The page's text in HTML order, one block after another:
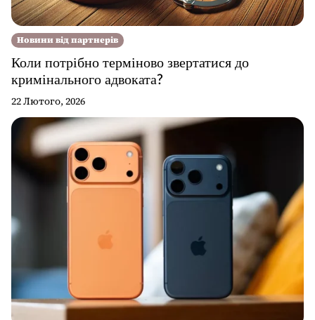
Новини від партнерів
Коли потрібно терміново звертатися до
кримінального адвоката?
22 Лютого, 2026